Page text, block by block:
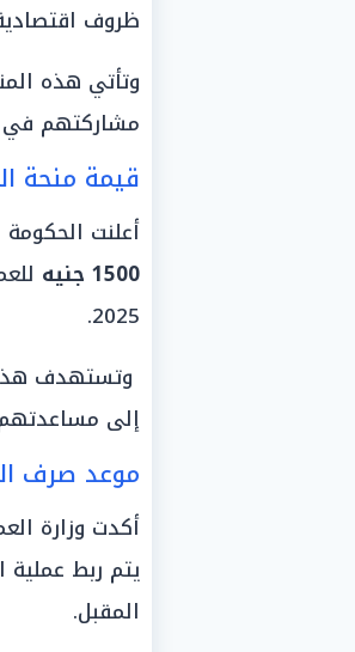
ظروف
وتأتي هذه
مشاركتهم في
قيمة منحة
أعلنت
1500 جنيه
2025.
وتستهدف هذه
إلى مساعدتهم
موعد صرف
أكدت وزارة
المقبل.